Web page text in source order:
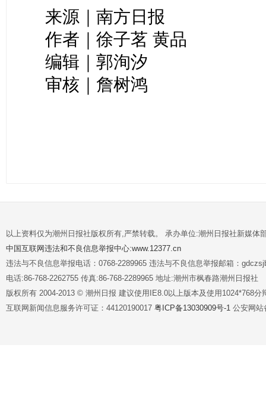
来源｜南方日报
作者｜徐子茗 黄品
编辑｜郭洵汐
审核｜詹树鸿
以上资料仅为潮州日报社版权所有,严禁转载。 承办单位:潮州日报社新媒体
中国互联网违法和不良信息举报中心:www.12377.cn
违法与不良信息举报电话：0768-2289965 违法与不良信息举报邮箱：
电话:86-768-2262755 传真:86-768-2289965 地址:潮州市枫春路潮州日报社
版权所有 2004-2013 © 潮州日报 建议使用IE8.0以上版本及使用1024*768分
互联网新闻信息服务许可证：44120190017 粤ICP备13030909号-1 公安网站